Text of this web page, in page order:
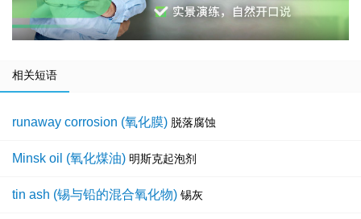
相关短语
runaway corrosion (氧化膜) 脱落腐蚀
Minsk oil (氧化煤油) 明斯克起泡剂
tin ash (锡与铅的混合氧化物) 锡灰